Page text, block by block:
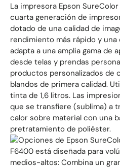
La impresora Epson
cuarta generación de
dotado de una calidad de
rendimiento más rápido y una
adapta a una amplia gama de
desde telas y prendas
productos personalizados de
blandos de primera calidad.
tinta de 1,6 litros. Las
que se transfiere (sublima) a
calor sobre material con una
pretratamiento de poliéster.
F6400 está diseñada para
medios-altos: Combina un